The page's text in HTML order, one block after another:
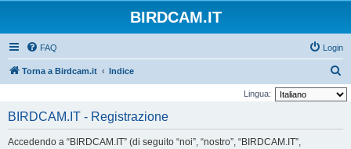
BIRDCAM.IT
FAQ Login
Torna a Birdcam.it Indice
e
Lingua:
BIRDCAM.IT - Registrazione
Accedendo a “BIRDCAM.IT” (di seguito “noi”, “nostro”, “BIRDCAM.IT”,